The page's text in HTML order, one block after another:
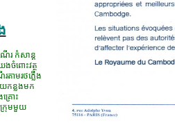
ើរ កំសាន្ត
ងចំពោះវត្ថុ
តាមរថភ្លើង
កន្លងមក
រោះ
រុមមួយ